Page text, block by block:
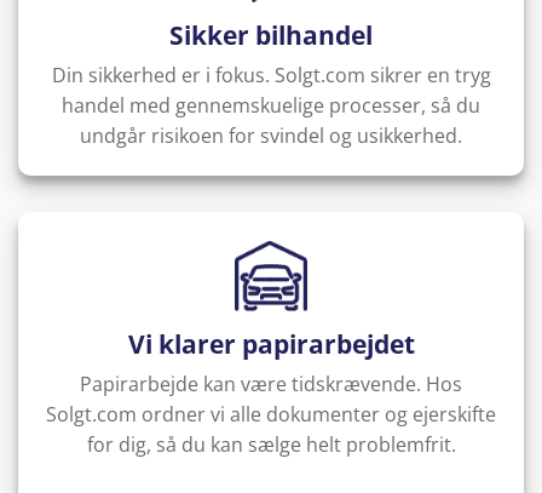
Sikker bilhandel
Din sikkerhed er i fokus. Solgt.com sikrer en tryg
handel med gennemskuelige processer, så du
undgår risikoen for svindel og usikkerhed.
Vi klarer papirarbejdet
Papirarbejde kan være tidskrævende. Hos
Solgt.com ordner vi alle dokumenter og ejer­skifte
for dig, så du kan sælge helt problemfrit.